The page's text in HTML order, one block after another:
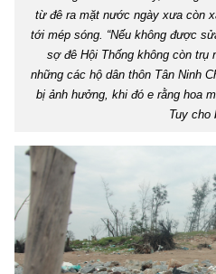
từ đê ra mặt nước ngày xưa còn
tới mép sóng. “Nếu không được
sợ đê Hội Thống không còn trụ
những các hộ dân thôn Tân Ninh
bị ảnh hưởng, khi đó e rằng hoa
Tuy cho